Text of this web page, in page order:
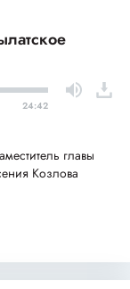
24:42
главы
Козлова